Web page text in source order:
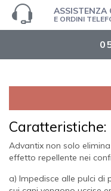
ASSISTENZA
E ORDINI
Caratteristiche:
Advantix non solo
effetto repellente nei
a) Impedisce alle pulci di